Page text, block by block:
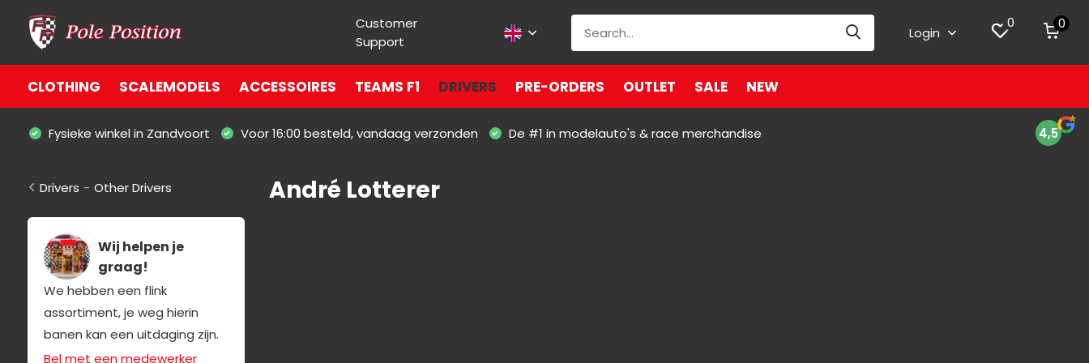
Customer
Support
Login
0 0
CLOTHING SCALEMODELS ACCESSOIRES TEAMS F1 DRIVERS PRE-ORDERS OUTLET SALE NEW
Fysieke winkel in Zandvoort Voor 16:00 besteld, vandaag verzonden De #1 in modelauto's & race merchandise 4,5
Drivers - Other Drivers
Wij helpen je
graag!
We hebben een flink
assortiment, je weg hierin
banen kan een uitdaging zijn.
Bel met een medewerker
André Lotterer